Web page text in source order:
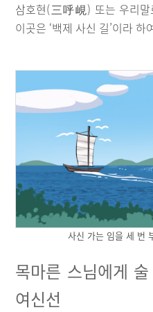
삼호현(三呼峴) 또는 우리말
이곳은 ‘백제 사신 길’이라
사신 가는 임을 세 번
목마른 스님에게
여신선